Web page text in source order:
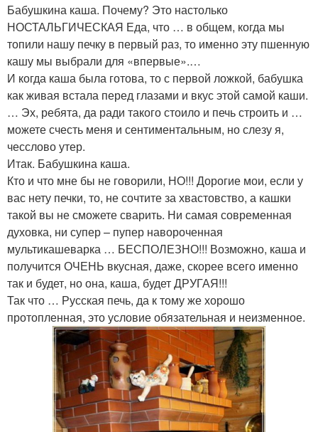
Бабушкина каша. Почему? Это настолько
НОСТАЛЬГИЧЕСКАЯ Еда, что … в общем, когда мы
топили нашу печку в первый раз, то именно эту пшенную
кашу мы выбрали для «впервые».…
И когда каша была готова, то с первой ложкой, бабушка
как живая встала перед глазами и вкус этой самой каши.
… Эх, ребята, да ради такого стоило и печь строить и …
можете счесть меня и сентиментальным, но слезу я,
чесслово утер.
Итак. Бабушкина каша.
Кто и что мне бы не говорили, НО!!! Дорогие мои, если у
вас нету печки, то, не сочтите за хвастовство, а кашки
такой вы не сможете сварить. Ни самая современная
духовка, ни супер – пупер навороченная
мультикашеварка … БЕСПОЛЕЗНО!!! Возможно, каша и
получится ОЧЕНЬ вкусная, даже, скорее всего именно
так и будет, но она, каша, будет ДРУГАЯ!!!
Так что … Русская печь, да к тому же хорошо
протопленная, это условие обязательная и неизменное.